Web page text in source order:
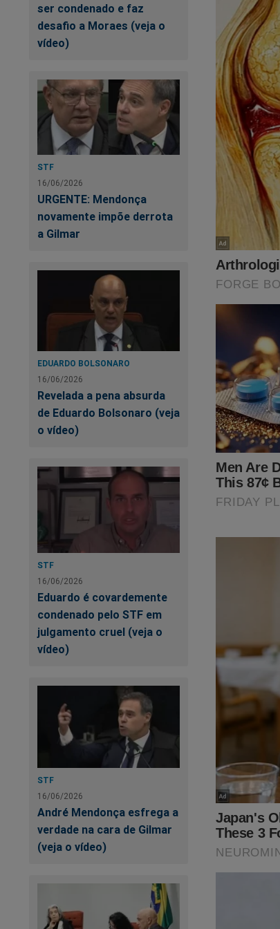
ser condenado e faz
desafio a Moraes (veja o
vídeo)
STF
16/06/2026
URGENTE: Mendonça
novamente impõe derrota
a Gilmar
EDUARDO BOLSONARO
16/06/2026
Revelada a pena absurda
de Eduardo Bolsonaro (veja
o vídeo)
STF
16/06/2026
Eduardo é covardemente
condenado pelo STF em
julgamento cruel (veja o
vídeo)
STF
16/06/2026
André Mendonça esfrega a
verdade na cara de Gilmar
(veja o vídeo)